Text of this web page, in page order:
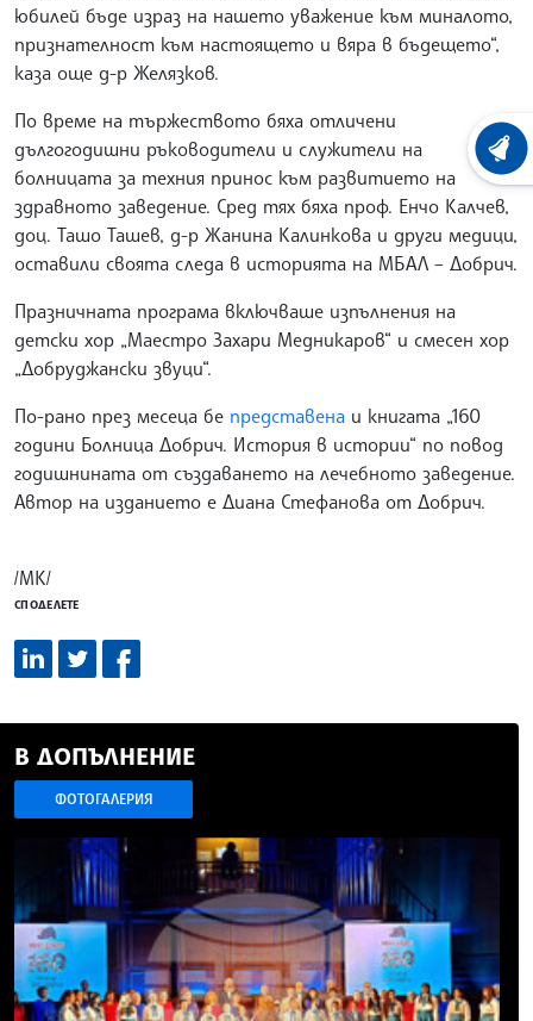
юбилей бъде израз на нашето уважение към миналото,
признателност към настоящето и вяра в бъдещето“,
каза още д-р Желязков.
По време на тържеството бяха отличени
дългогодишни ръководители и служители на
болницата за техния принос към развитието на
здравното заведение. Сред тях бяха проф. Енчо Калчев,
доц. Ташо Ташев, д-р Жанина Калинкова и други медици,
оставили своята следа в историята на МБАЛ – Добрич.
Празничната програма включваше изпълнения на
детски хор „Маестро Захари Медникаров“ и смесен хор
„Добруджански звуци“.
По-рано през месеца бе представена и книгата „160
години Болница Добрич. История в истории“ по повод
годишнината от създаването на лечебното заведение.
Автор на изданието е Диана Стефанова от Добрич.
/МК/
СПОДЕЛЕТЕ
В ДОПЪЛНЕНИЕ
ФОТОГАЛЕРИЯ